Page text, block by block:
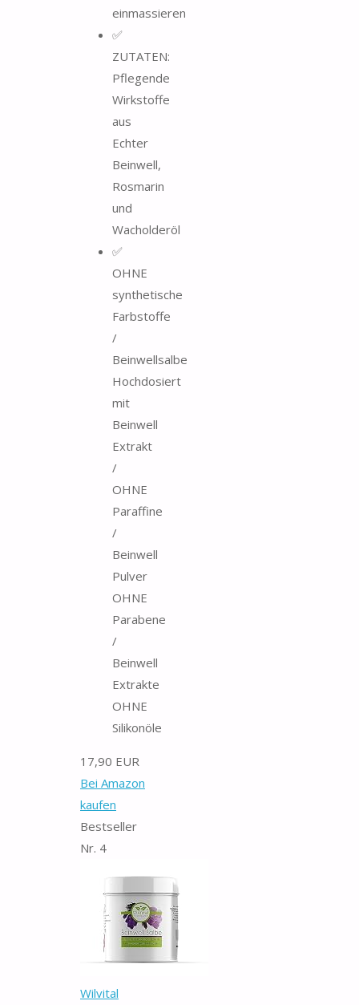
einmassieren
✅
ZUTATEN:
Pflegende
Wirkstoffe
aus
Echter
Beinwell,
Rosmarin
und
Wacholderöl
✅
OHNE
synthetische
Farbstoffe
/
Beinwellsalbe
Hochdosiert
mit
Beinwell
Extrakt
/
OHNE
Paraffine
/
Beinwell
Pulver
OHNE
Parabene
/
Beinwell
Extrakte
OHNE
Silikonöle
17,90 EUR
Bei Amazon
kaufen
Bestseller
Nr. 4
Wilvital